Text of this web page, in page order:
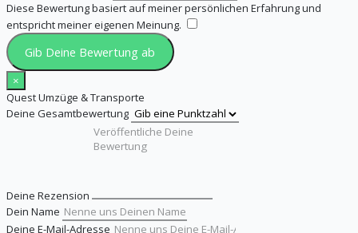
Diese Bewertung basiert auf meiner persönlichen Erfahrung und
entspricht meiner eigenen Meinung.
Gib Deine Bewertung ab
×
Quest Umzüge & Transporte
Deine Gesamtbewertung
Deine Rezension
Dein Name
Deine E-Mail-Adresse